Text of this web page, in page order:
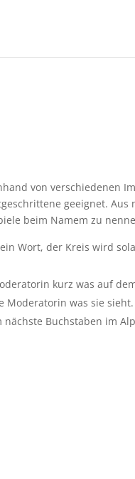
von verschiedenen
geeignet. Aus
beim Namem zu
Wort, der Kreis wird
kurz was auf
Moderatorin was sie sieht.
nächste Buchstaben im